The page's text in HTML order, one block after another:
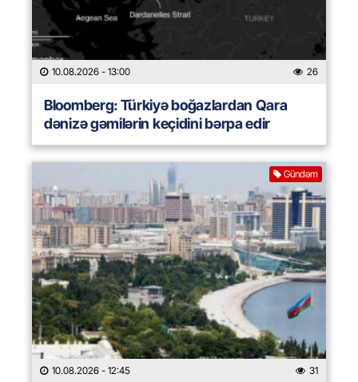
10.08.2026 - 13:00 26
Bloomberg: Türkiyə boğazlardan Qara
dənizə gəmilərin keçidini bərpa edir
Gündəm
10.08.2026 - 12:45 31